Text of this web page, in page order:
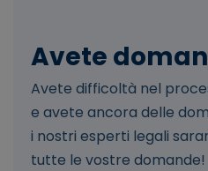
Avete
Avete difficoltà nel
e avete ancora delle
i nostri esperti legali
tutte le vostre domande!